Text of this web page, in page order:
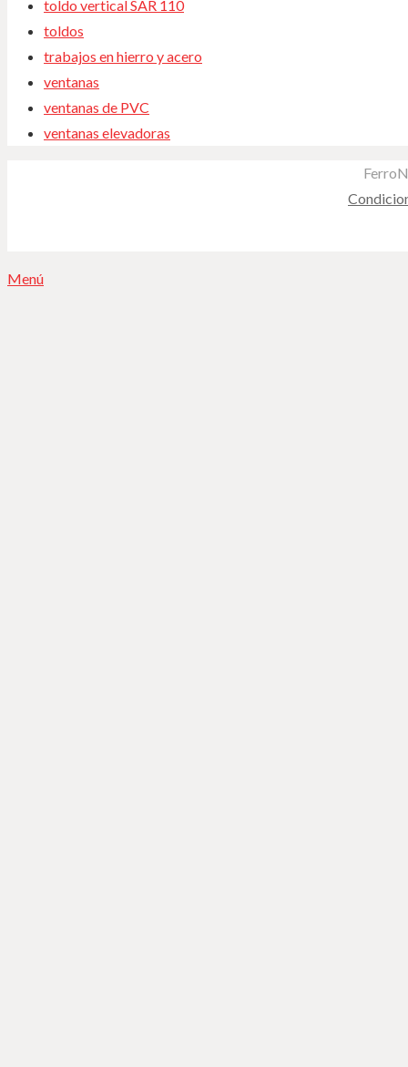
toldo vertical SAR 110
toldos
trabajos en hierro y acero
ventanas
ventanas de PVC
ventanas elevadoras
Menú